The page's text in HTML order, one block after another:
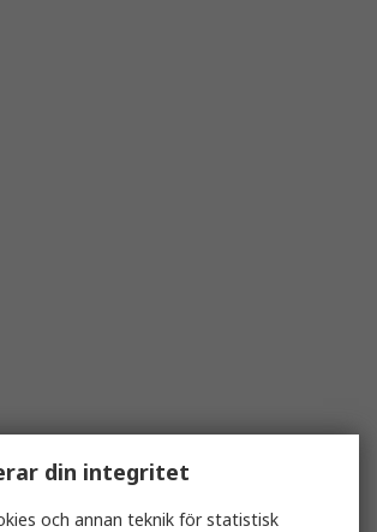
din integritet
och annan teknik för statistisk